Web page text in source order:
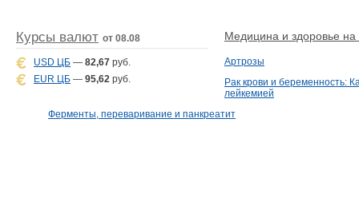
Курсы валют от 08.08
USD ЦБ — 82,67 руб.
EUR ЦБ — 95,62 руб.
Медицина и здоровье на
Артрозы
Рак крови и беременность:
лейкемией
Ферменты, переваривание и панкреатит